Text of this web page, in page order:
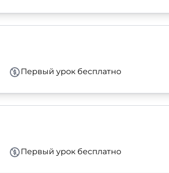
Первый урок бесплатно
Первый урок бесплатно